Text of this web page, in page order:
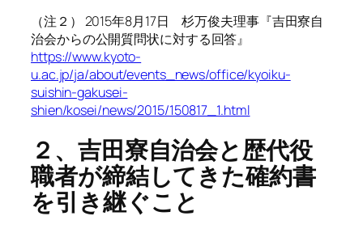
（注２） 2015年8月17日 杉万俊夫理事『吉田寮自
治会からの公開質問状に対する回答』
https://www.kyoto-
u.ac.jp/ja/about/events_news/office/kyoiku-
suishin-gakusei-
shien/kosei/news/2015/150817_1.html
２、吉田寮自治会と歴代役
職者が締結してきた確約書
を引き継ぐこと